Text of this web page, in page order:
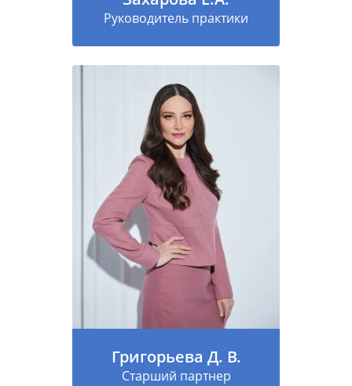
Руководитель практики
Григорьева Д. В.
Старший партнер